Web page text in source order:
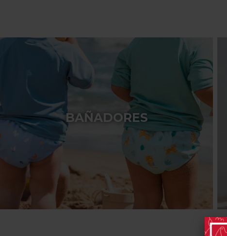
BAÑADORES